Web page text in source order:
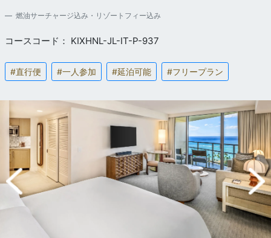
燃油サーチャージ込み・リゾートフィー込み
コースコード： KIXHNL-JL-IT-P-937
#直行便 #一人参加 #延泊可能 #フリープラン